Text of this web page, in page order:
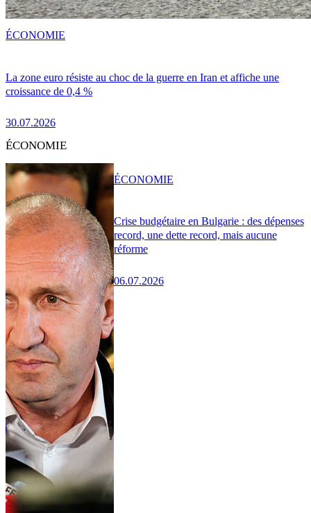
La zone euro résiste au choc de la guerre en Iran et affiche une
croissance de 0,4 %
30.07.2026
ÉCONOMIE
ÉCONOMIE
Crise budgétaire en Bulgarie : des dépenses
record, une dette record, mais aucune
réforme
06.07.2026
ÉCONOMIE